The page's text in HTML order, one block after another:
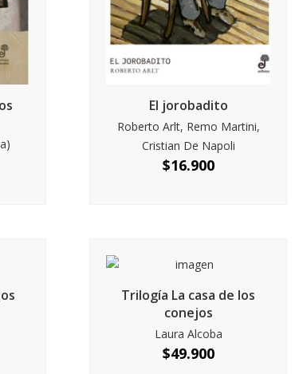
El jorobadito
Roberto Arlt, Remo Martini,
Cristian De Napoli
$16.900
Trilogía La casa de los
conejos
Laura Alcoba
$49.900